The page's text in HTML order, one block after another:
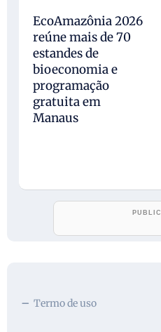
EcoAmazônia 2026
reúne mais de 70
estandes de
bioeconomia e
programação
gratuita em
Manaus
Termo de uso